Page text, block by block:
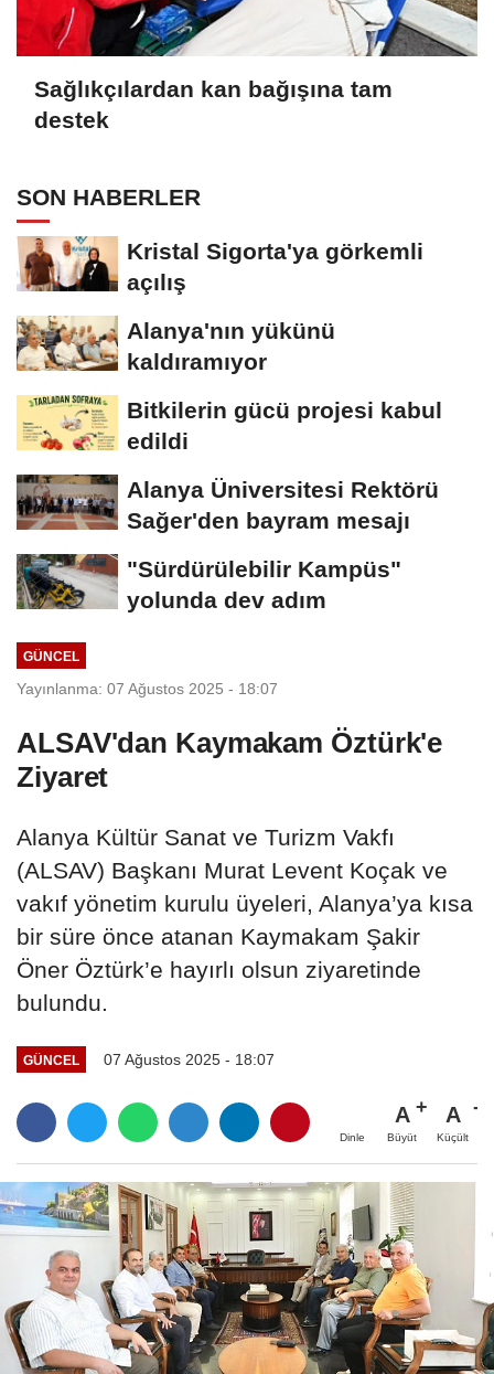
Sağlıkçılardan kan bağışına tam
destek
SON HABERLER
Kristal Sigorta'ya görkemli
açılış
Alanya'nın yükünü
kaldıramıyor
Bitkilerin gücü projesi kabul
edildi
Alanya Üniversitesi Rektörü
Sağer'den bayram mesajı
"Sürdürülebilir Kampüs"
yolunda dev adım
GÜNCEL
Yayınlanma: 07 Ağustos 2025 - 18:07
ALSAV'dan Kaymakam Öztürk'e
Ziyaret
Alanya Kültür Sanat ve Turizm Vakfı
(ALSAV) Başkanı Murat Levent Koçak ve
vakıf yönetim kurulu üyeleri, Alanya’ya kısa
bir süre önce atanan Kaymakam Şakir
Öner Öztürk’e hayırlı olsun ziyaretinde
bulundu.
GÜNCEL 07 Ağustos 2025 - 18:07
Dinle
A
Büyüt
A
Küçült